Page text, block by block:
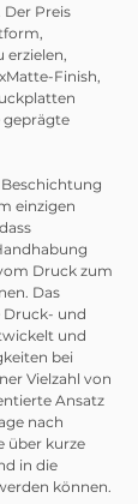
Der Preis
erzielen,
Finish,
geprägte
einzigen
Druck zum
Das
und
und
bei
Vielzahl von
Ansatz
nach
über kurze
in die
können.